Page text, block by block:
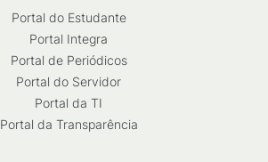
Portal do Estudante
Portal Integra
Portal de Periódicos
Portal do Servidor
Portal da TI
Portal da Transparência